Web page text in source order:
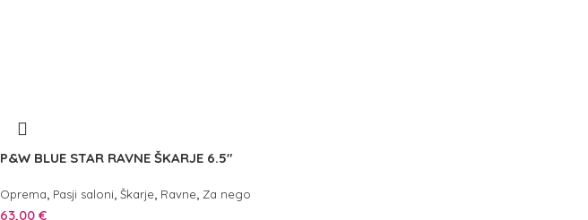
P&W BLUE STAR RAVNE ŠKARJE 6.5″
Oprema Pasji saloni Škarje Ravne Za nego
63,00 €